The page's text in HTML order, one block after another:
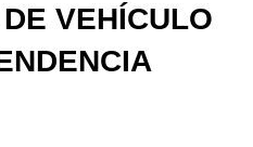
VEHÍCULO